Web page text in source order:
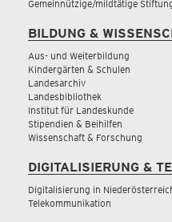
Gemeinnützige/mildtätige
BILDUNG &
Aus- und Weiterbildung
Kindergärten & Schulen
Landesarchiv
Landesbibliothek
Institut für Landeskunde
Stipendien & Beihilfen
Wissenschaft & Forschung
DIGITALISIERUNG &
Digitalisierung in
Telekommunikation